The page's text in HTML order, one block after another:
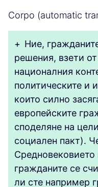
Corpo (automatic
+ Ние,
решения, взети
националния
политическите и
които силно
европейските
споделяне на
социален пакт).
гражданите се
ли сте например